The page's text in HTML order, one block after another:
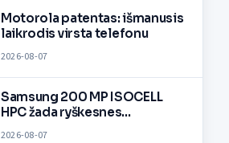
Motorola patentas: išmanusis
laikrodis virsta telefonu
2026-08-07
Samsung 200 MP ISOCELL
HPC žada ryškesnes
2026-08-07